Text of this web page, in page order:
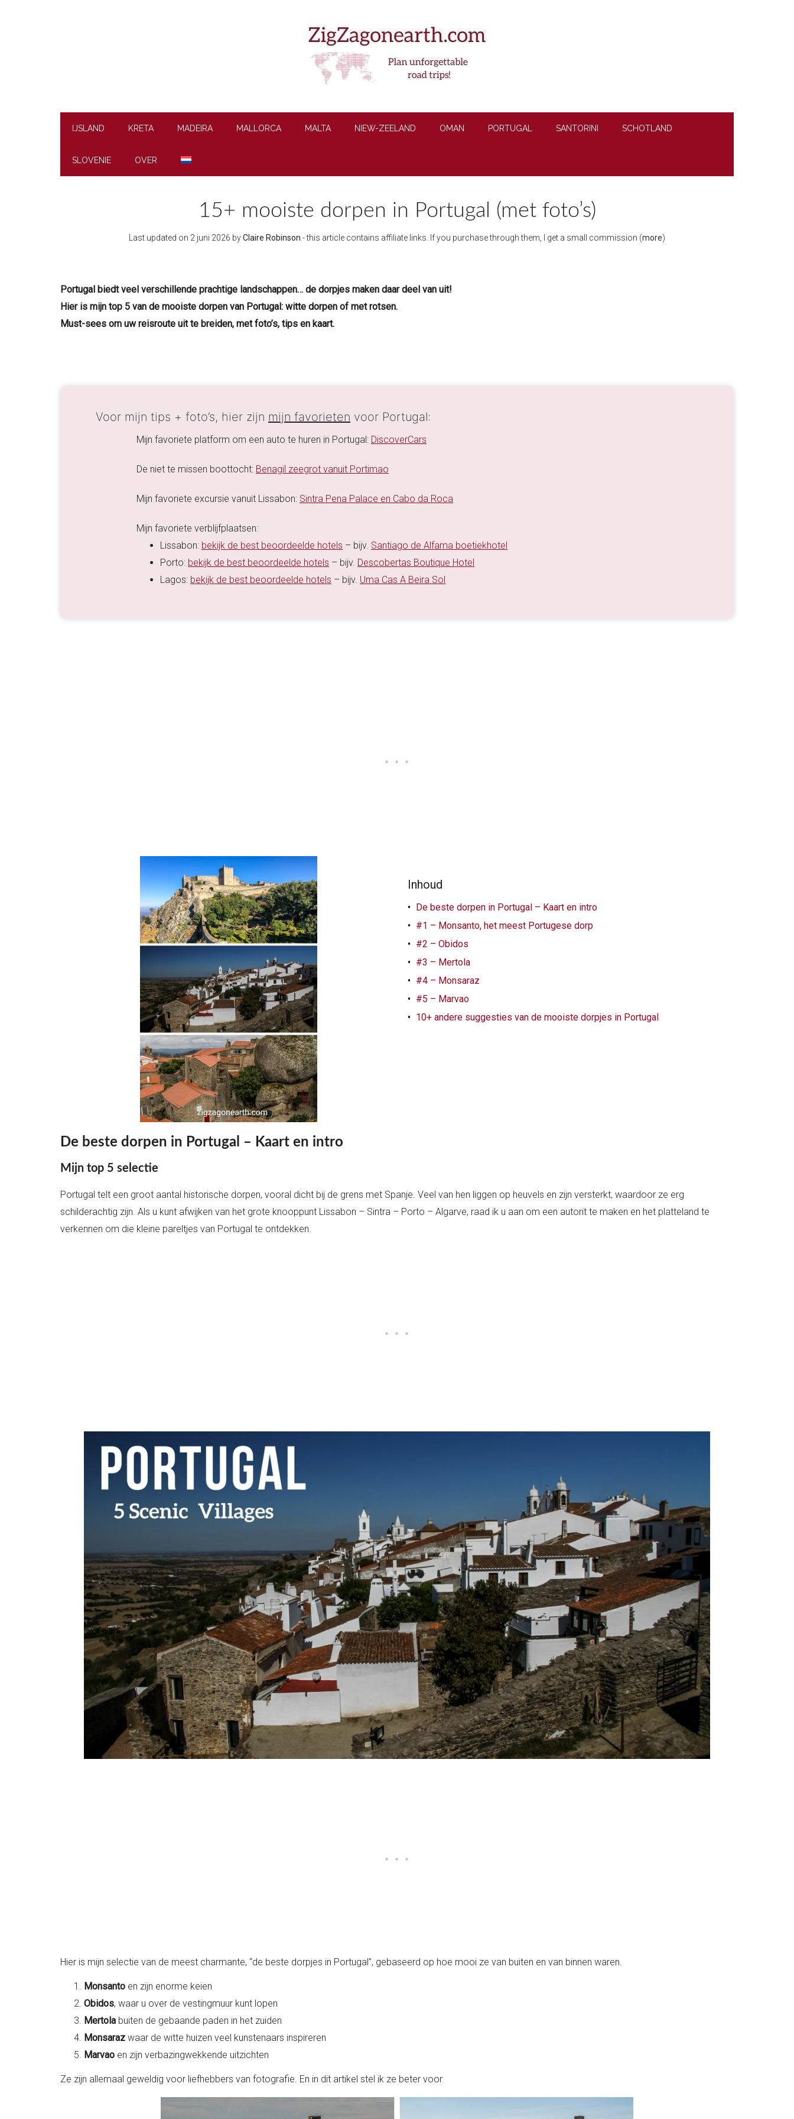
IJSLAND KRETA MADEIRA MALLORCA MALTA NIEW-ZEELAND OMAN PORTUGAL SANTORINI SCHOTLAND
SLOVENIE OVER
15+ mooiste dorpen in Portugal (met foto’s)
Last updated on 2 juni 2026 byClaire Robinson - this article contains affiliate links. If you purchase through them, I get a small commission (more)
Portugal biedt veel verschillende prachtige landschappen… de dorpjes maken daar deel van uit!
Hier is mijn top 5 van de mooiste dorpen van Portugal: witte dorpen of met rotsen.
Must-sees om uw reisroute uit te breiden, met foto’s, tips en kaart.
Voor mijn tips + foto’s, hier zijn mijn favorieten voor Portugal:
Mijn favoriete platform om een auto te huren in Portugal: DiscoverCars
De niet te missen boottocht: Benagil zeegrot vanuit Portimao
Mijn favoriete excursie vanuit Lissabon: Sintra Pena Palace en Cabo da Roca
Mijn favoriete verblijfplaatsen:
Lissabon: bekijk de best beoordeelde hotels – bijv. Santiago de Alfama boetiekhotel
Porto: bekijk de best beoordeelde hotels – bijv. Descobertas Boutique Hotel
Lagos: bekijk de best beoordeelde hotels – bijv. Uma Cas A Beira Sol
Inhoud
De beste dorpen in Portugal – Kaart en intro
#1 – Monsanto, het meest Portugese dorp
#2 – Obidos
#3 – Mertola
#4 – Monsaraz
#5 – Marvao
10+ andere suggesties van de mooiste dorpjes in Portugal
De beste dorpen in Portugal – Kaart en intro
Mijn top 5 selectie
Portugal telt een groot aantal historische dorpen, vooral dicht bij de grens met Spanje. Veel van hen liggen op heuvels en zijn versterkt, waardoor ze erg
schilderachtig zijn. Als u kunt afwijken van het grote knooppunt Lissabon – Sintra – Porto – Algarve, raad ik u aan om een autorit te maken en het platteland te
verkennen om die kleine pareltjes van Portugal te ontdekken.
Hier is mijn selectie van de meest charmante, “de beste dorpjes in Portugal”, gebaseerd op hoe mooi ze van buiten en van binnen waren.
Monsanto en zijn enorme keien
Obidos, waar u over de vestingmuur kunt lopen
Mertola buiten de gebaande paden in het zuiden
Monsaraz waar de witte huizen veel kunstenaars inspireren
Marvao en zijn verbazingwekkende uitzichten
Ze zijn allemaal geweldig voor liefhebbers van fotografie. En in dit artikel stel ik ze beter voor